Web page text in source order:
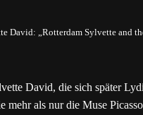
David: „Rotterdam Sylvette and
David, die sich später
mehr als nur die Muse